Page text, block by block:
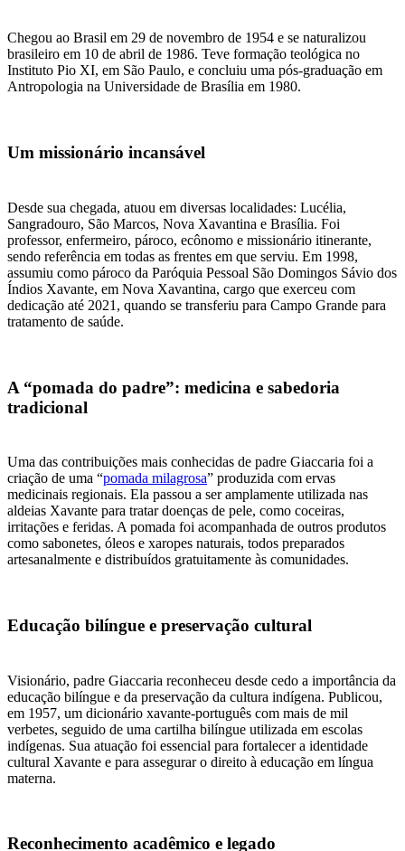
Chegou ao Brasil em 29 de novembro de 1954 e se naturalizou
brasileiro em 10 de abril de 1986. Teve formação teológica no
Instituto Pio XI, em São Paulo, e concluiu uma pós-graduação em
Antropologia na Universidade de Brasília em 1980.
Um missionário incansável
Desde sua chegada, atuou em diversas localidades: Lucélia,
Sangradouro, São Marcos, Nova Xavantina e Brasília. Foi
professor, enfermeiro, pároco, ecônomo e missionário itinerante,
sendo referência em todas as frentes em que serviu. Em 1998,
assumiu como pároco da Paróquia Pessoal São Domingos Sávio dos
Índios Xavante, em Nova Xavantina, cargo que exerceu com
dedicação até 2021, quando se transferiu para Campo Grande para
tratamento de saúde.
A “pomada do padre”: medicina e sabedoria
tradicional
Uma das contribuições mais conhecidas de padre Giaccaria foi a
criação de uma “pomada milagrosa” produzida com ervas
medicinais regionais. Ela passou a ser amplamente utilizada nas
aldeias Xavante para tratar doenças de pele, como coceiras,
irritações e feridas. A pomada foi acompanhada de outros produtos
como sabonetes, óleos e xaropes naturais, todos preparados
artesanalmente e distribuídos gratuitamente às comunidades.
Educação bilíngue e preservação cultural
Visionário, padre Giaccaria reconheceu desde cedo a importância da
educação bilíngue e da preservação da cultura indígena. Publicou,
em 1957, um dicionário xavante-português com mais de mil
verbetes, seguido de uma cartilha bilíngue utilizada em escolas
indígenas. Sua atuação foi essencial para fortalecer a identidade
cultural Xavante e para assegurar o direito à educação em língua
materna.
Reconhecimento acadêmico e legado